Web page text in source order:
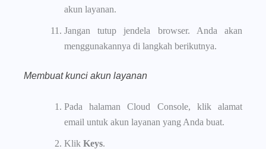
akun layanan.
Jangan tutup jendela browser. Anda akan
menggunakannya di langkah berikutnya.
Membuat kunci akun layanan
Pada halaman Cloud Console, klik alamat
email untuk akun layanan yang Anda buat.
Klik Keys.